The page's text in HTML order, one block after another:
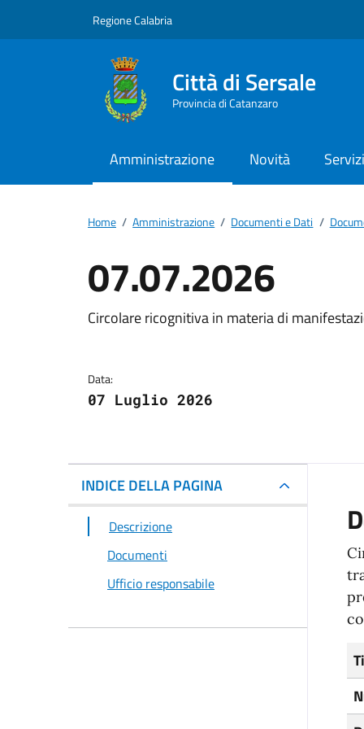
Regione Calabria
Città di Sersale
Provincia di Catanzaro
Amministrazione Novità Servizi
Home / Amministrazione / Documenti e Dati /
07.07.2026
Dettagli del
Circolare ricognitiva in materia di
Data:
07 Luglio 2026
INDICE DELLA PAGINA
Descrizione
Documenti
Ufficio responsabile